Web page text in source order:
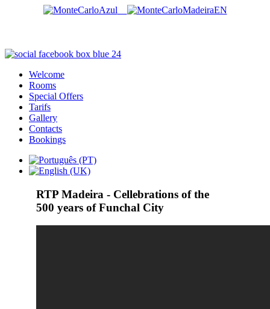
Welcome
Rooms
Special Offers
Tarifs
Gallery
Contacts
Bookings
RTPMadeira - Cellebrations of the
500 years of Funchal City